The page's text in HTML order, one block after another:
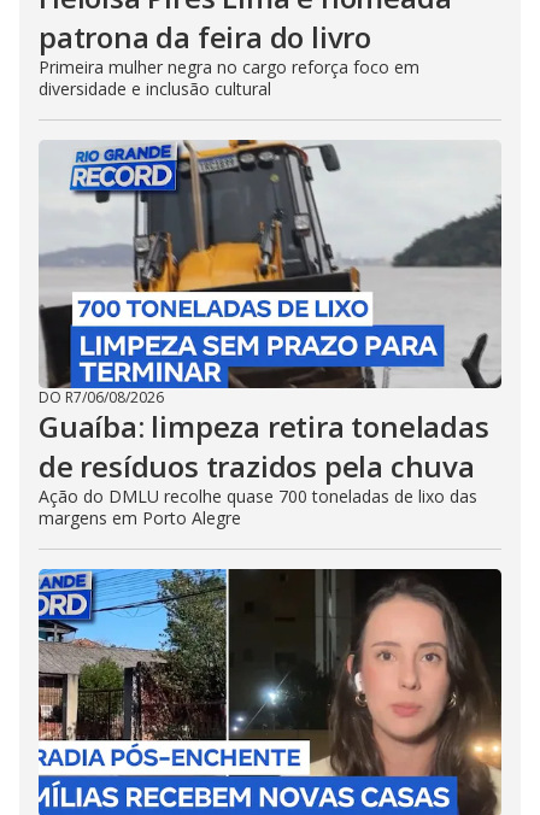
patrona da feira do livro
Primeira mulher negra no cargo reforça foco em
diversidade e inclusão cultural
DO R7/06/08/2026
Guaíba: limpeza retira toneladas
de resíduos trazidos pela chuva
Ação do DMLU recolhe quase 700 toneladas de lixo das
margens em Porto Alegre